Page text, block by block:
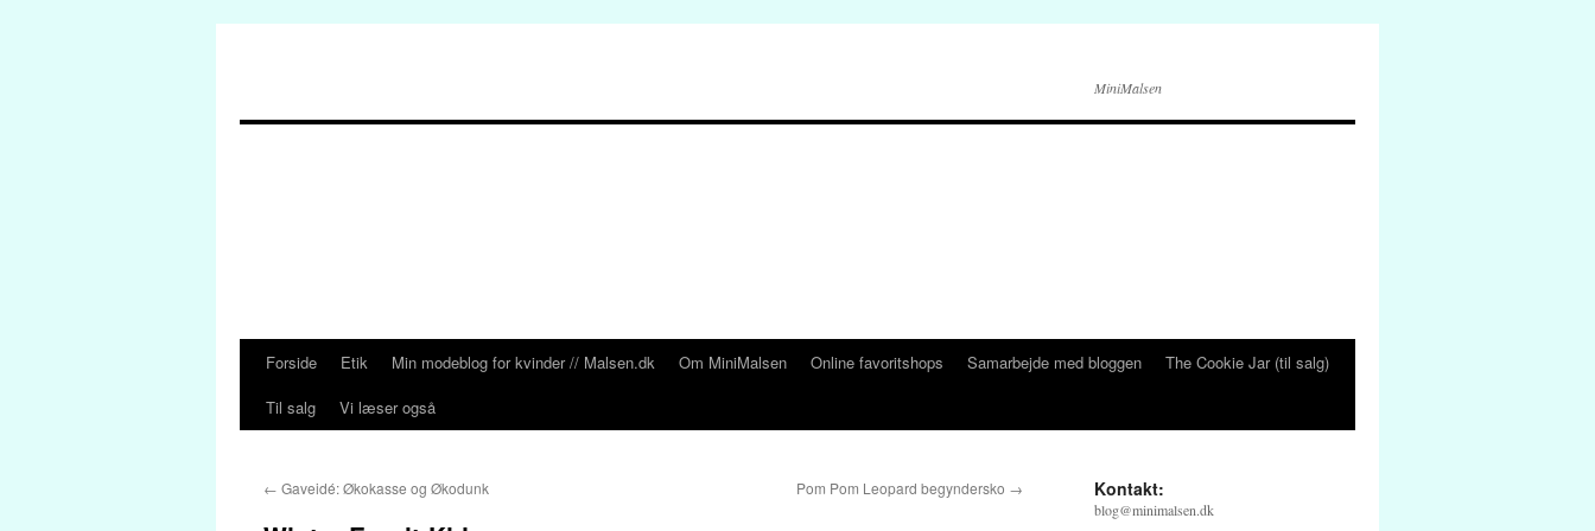
MiniMalsen
HopForside Etik Min modeblog for kvinder // Malsen.dk Om MiniMalsen Online favoritshops Samarbejde med bloggen
The Cookie Jar (til salg)
Til salg
Vi læser også
← Gaveidé: Økokasse og Økodunk Pom Pom Leopard begyndersko → Kontakt:
blog@minimalsen.dk